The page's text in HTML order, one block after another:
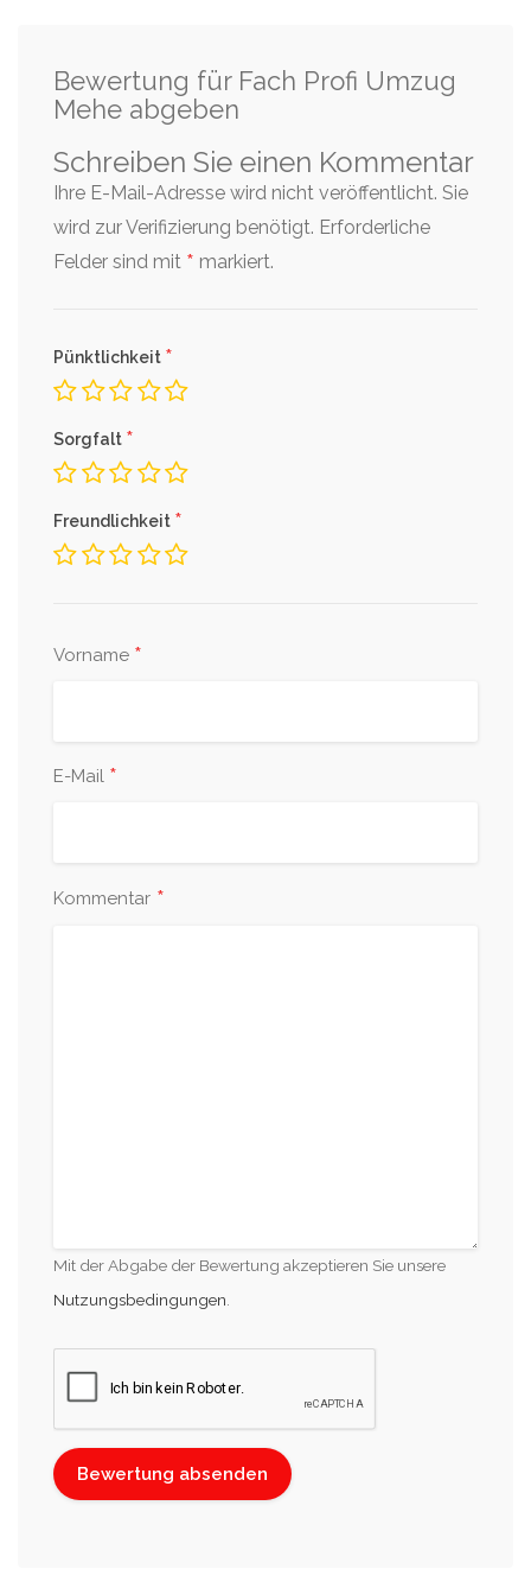
Bewertung für Fach Profi Umzug
Mehe abgeben
Schreiben Sie einen Kommentar
Ihre E-Mail-Adresse wird nicht veröffentlicht. Sie
wird zur Verifizierung benötigt. Erforderliche
Felder sind mit * markiert.
Pünktlichkeit *
Sorgfalt *
Freundlichkeit *
Vorname *
E-Mail *
Kommentar *
Mit der Abgabe der Bewertung akzeptieren Sie unsere
Nutzungsbedingungen